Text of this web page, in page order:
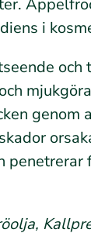
i
och
genom